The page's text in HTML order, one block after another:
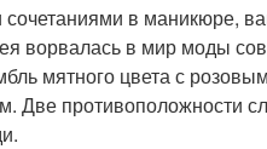
в маникюре,
ворвалась в мир моды
мятного цвета с
Две противоположности